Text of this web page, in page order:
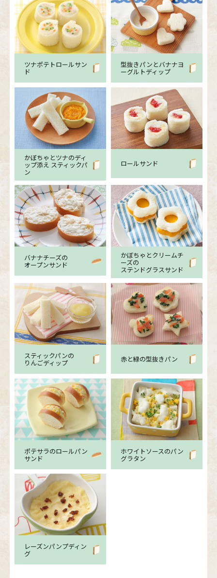
ツナポテトロールサン
ド
型抜きパンとバナナヨ
ーグルトディップ
かぼちゃとツナのディ
ップ添え スティックパ
ン
ロールサンド
バナナチーズの
オープンサンド
かぼちゃとクリームチ
ーズの
ステンドグラスサンド
スティックパンの
りんごディップ 赤と緑の型抜きパン
ポテサラのロールパン
サンド
ホワイトソースのパン
グラタン
レーズンパンプディン
グ